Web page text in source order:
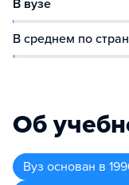
В вузе
В среднем по
Об
Вуз основан в